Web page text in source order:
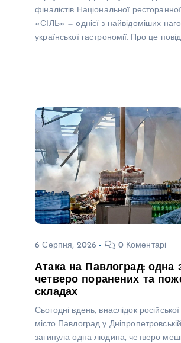
фіналістів Національної
«СІЛЬ» — однієї з найвідоміших
української гастрономії. Про це
6 Серпня, 2026 0 Коментарі
Атака на Павлоград: одна
четверо поранених та
складах
Сьогодні вдень, внаслідок
місто Павлоград у
загинула одна людина, четверо